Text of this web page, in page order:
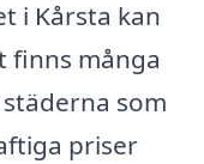
i Kårsta kan
finns många
som
priser